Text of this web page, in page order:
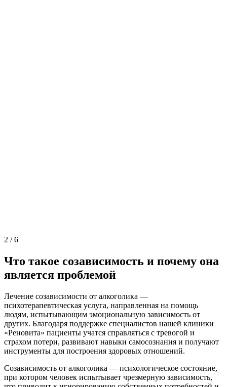
2 /6
Что такое созависимость и почему она
является проблемой
Лечение созависимости от алкоголика —
психотерапевтическая услуга, направленная на помощь
людям, испытывающим эмоциональную зависимость от
других. Благодаря поддержке специалистов нашей клиники
«Реновита» пациенты учатся справляться с тревогой и
страхом потери, развивают навыки самосознания и получают
инструменты для построения здоровых отношений.
Созависимость от алкоголика — психологическое состояние,
при котором человек испытывает чрезмерную зависимость,